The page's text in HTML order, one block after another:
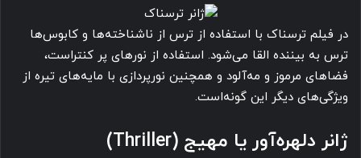
در فیلم ترسناک با استفاده از ترس از ناشناخته‌ها و کابوس‌ها
ترس به بیننده القا می‌شود. استفاده از نورهای پر کنتراست،
فضاهای مرموز و مه‌آلود و همچنین نورپردازی با مایه‌های تیره از
ویژگی‌های دیگر این گونه‌است.
ژانر دلهره‌آور یا مهیج (Thriller)